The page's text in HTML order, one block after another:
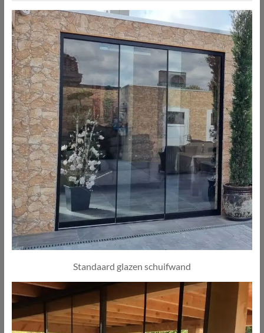
Standaard glazen schuifwand